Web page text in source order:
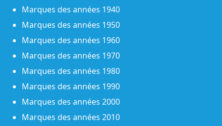
Marques des années 1940
Marques des années 1950
Marques des années 1960
Marques des années 1970
Marques des années 1980
Marques des années 1990
Marques des années 2000
Marques des années 2010